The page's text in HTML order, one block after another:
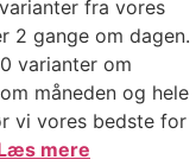
fra vores
2 gange om dagen.
varianter om
måneden og hele
vi vores bedste for
mere